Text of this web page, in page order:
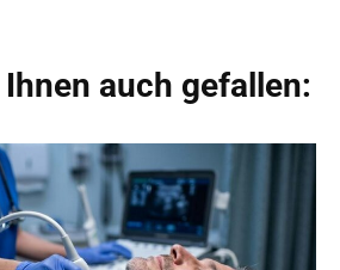
auch gefallen: